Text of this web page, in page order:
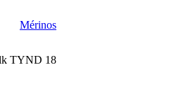
Mérinos
TYND 18